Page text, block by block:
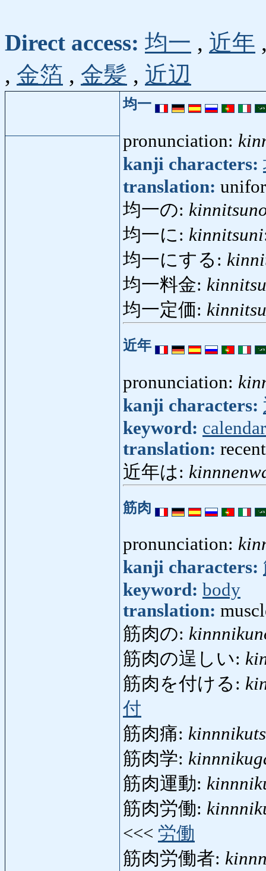
Direct access: 均一 , 近年
, 金箔 , 金髪 , 近辺
均一
pronunciation:
kanji characters:
translation:
均一の:
均一に: kinnitsuni
均一にする:
均一料金:
均一定価:
近年
pronunciation:
kanji characters:
keyword: calendar
translation:
近年は:
筋肉
pronunciation:
kanji characters:
keyword: body
translation:
筋肉の:
筋肉の逞しい:
筋肉を付ける:
付
筋肉痛:
筋肉学:
筋肉運動:
筋肉労働:
<<< 労働
筋肉労働者: